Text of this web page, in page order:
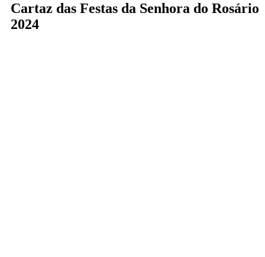
Cartaz das Festas da Senhora do Rosário
2024